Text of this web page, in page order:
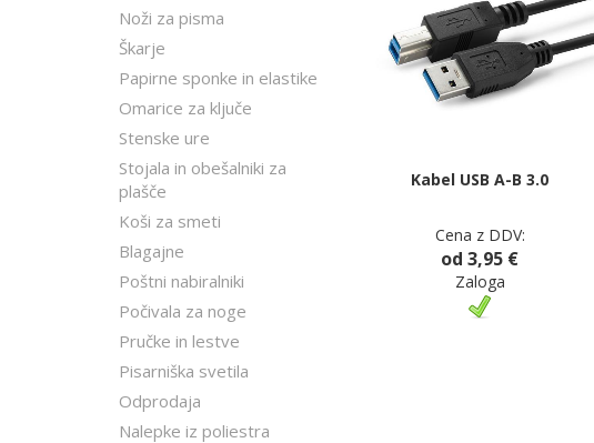
Noži za pisma
Škarje
Papirne sponke in elastike
Omarice za ključe
Stenske ure
Stojala in obešalniki za
plašče
Koši za smeti
Blagajne
Poštni nabiralniki
Počivala za noge
Pručke in lestve
Pisarniška svetila
Odprodaja
Nalepke iz poliestra
Kabel USB A-B 3.0
Cena z DDV:
od 3,95 €
Zaloga